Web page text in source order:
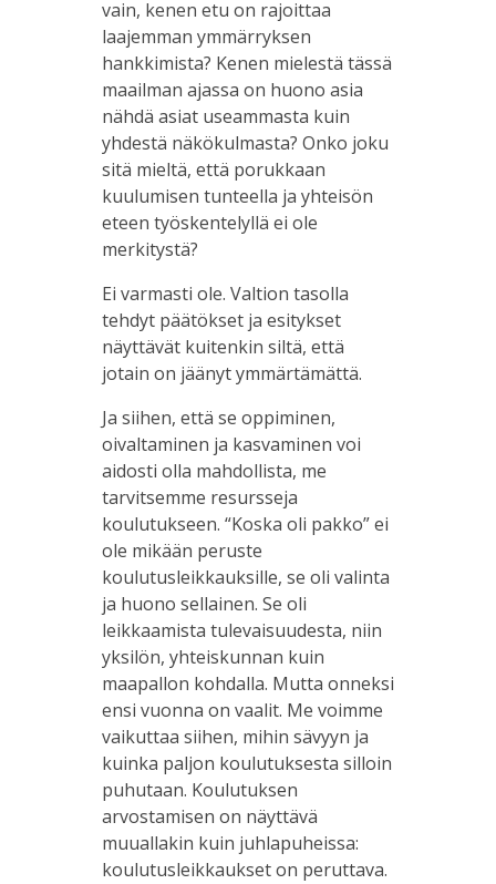
vain, kenen etu on rajoittaa
laajemman ymmärryksen
hankkimista? Kenen mielestä tässä
maailman ajassa on huono asia
nähdä asiat useammasta kuin
yhdestä näkökulmasta? Onko joku
sitä mieltä, että porukkaan
kuulumisen tunteella ja yhteisön
eteen työskentelyllä ei ole
merkitystä?
Ei varmasti ole. Valtion tasolla
tehdyt päätökset ja esitykset
näyttävät kuitenkin siltä, että
jotain on jäänyt ymmärtämättä.
Ja siihen, että se oppiminen,
oivaltaminen ja kasvaminen voi
aidosti olla mahdollista, me
tarvitsemme resursseja
koulutukseen. “Koska oli pakko” ei
ole mikään peruste
koulutusleikkauksille, se oli valinta
ja huono sellainen. Se oli
leikkaamista tulevaisuudesta, niin
yksilön, yhteiskunnan kuin
maapallon kohdalla. Mutta onneksi
ensi vuonna on vaalit. Me voimme
vaikuttaa siihen, mihin sävyyn ja
kuinka paljon koulutuksesta silloin
puhutaan. Koulutuksen
arvostamisen on näyttävä
muuallakin kuin juhlapuheissa:
koulutusleikkaukset on peruttava.